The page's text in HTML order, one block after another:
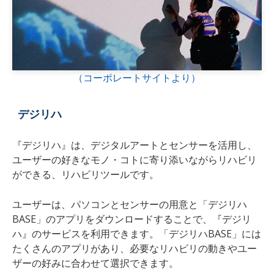
（コーポレートサイトより）
デジリハ
『デジリハ』は、デジタルアートとセンサーを活用し、
ユーザーの好きなモノ・コトに寄り添いながらリハビリ
ができる、リハビリツールです。
ユーザーは、パソコンとセンサーの用意と「デジリハ
BASE」のアプリをダウンロードすることで、『デジリ
ハ』のサービスを利用できます。「デジリハBASE」には
たくさんのアプリがあり、必要なリハビリの動きやユー
ザーの好みに合わせて選択できます。